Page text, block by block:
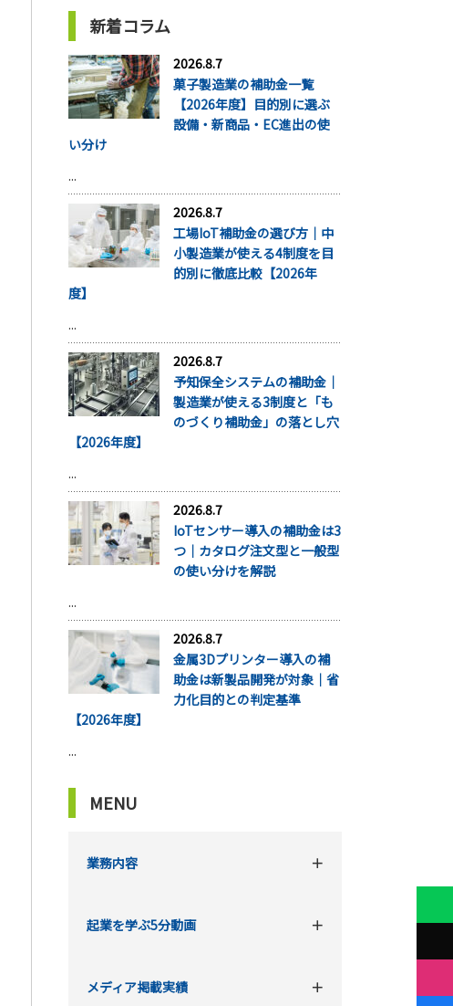
新着コラム
2026.8.7
菓子製造業の補助金一覧
【2026年度】目的別に選ぶ
設備・新商品・EC進出の使
い分け
...
2026.8.7
工場IoT補助金の選び方｜中
小製造業が使える4制度を目
的別に徹底比較【2026年
度】
...
2026.8.7
予知保全システムの補助金｜
製造業が使える3制度と「も
のづくり補助金」の落とし穴
【2026年度】
...
2026.8.7
IoTセンサー導入の補助金は3
つ｜カタログ注文型と一般型
の使い分けを解説
...
2026.8.7
金属3Dプリンター導入の補
助金は新製品開発が対象｜省
力化目的との判定基準
【2026年度】
...
MENU
業務内容
起業を学ぶ5分動画
メディア掲載実績